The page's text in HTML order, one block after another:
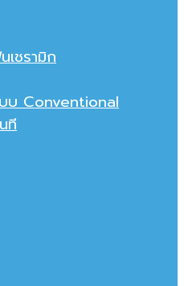
ชรามิก
บ Conventional
ที